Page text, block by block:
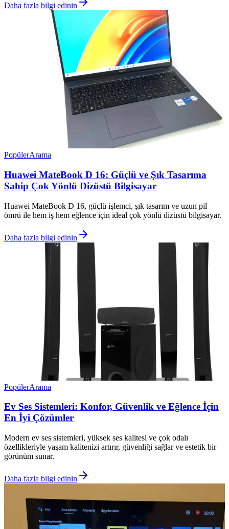
Daha fazla bilgi edinin
PopülerArama
Huawei MateBook D 16: Güçlü ve Şık Tasarıma
Sahip Çok Yönlü Dizüstü Bilgisayar
Huawei MateBook D 16, güçlü işlemci, şık tasarım ve uzun pil
ömrü ile hem iş hem eğlence için ideal çok yönlü dizüstü bilgisayar.
Daha fazla bilgi edinin
PopülerArama
Ev Ses Sistemleri: Konfor, Güvenlik ve Eğlence İçin
En İyi Çözümler
Modern ev ses sistemleri, yüksek ses kalitesi ve çok odalı
özellikleriyle yaşam kalitenizi artırır, güvenliği sağlar ve estetik bir
görünüm sunar.
Daha fazla bilgi edinin